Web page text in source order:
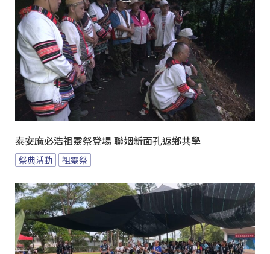
泰安麻必浩祖靈祭登場 聯姻新面孔返鄉共學
祭典活動 祖靈祭